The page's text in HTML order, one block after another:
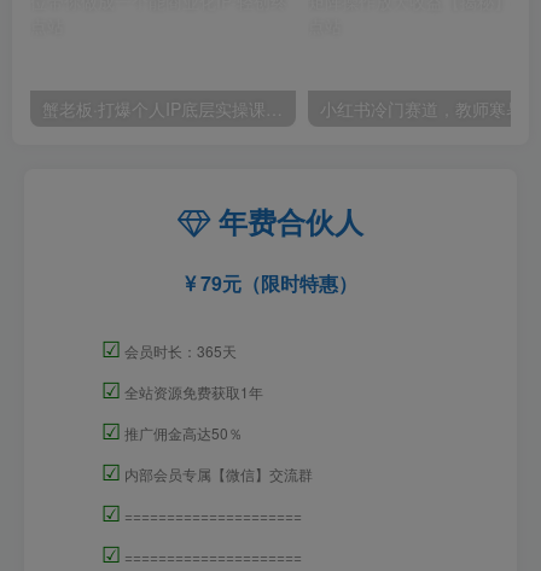
蟹老板·打爆个人IP底层实操课，教你成熟专业的打造IP技能，全方位带你做成一个能商业化IP
年费合伙人
79元（限时特惠）
☑ 会员时长：365天
☑ 全站资源免费获取1年
☑ 推广佣金高达50％
☑ 内部会员专属【微信】交流群
☑ =====================
☑ =====================